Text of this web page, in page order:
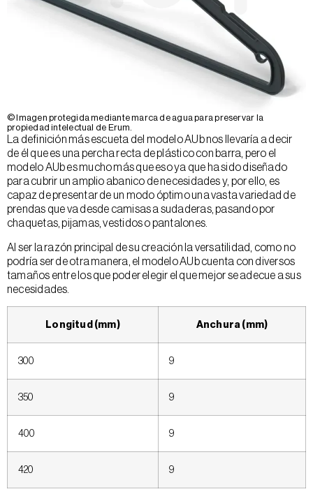
© Imagen protegida mediante marca de agua para preservar la
propiedad intelectual de Erum.
La definición más escueta del modelo AUb nos llevaría a decir
de él que es una percha recta de plástico con barra, pero el
modelo AUb es mucho más que eso ya que ha sido diseñado
para cubrir un amplio abanico de necesidades y, por ello, es
capaz de presentar de un modo óptimo una vasta variedad de
prendas que va desde camisas a sudaderas, pasando por
chaquetas, pijamas, vestidos o pantalones.
Al ser la razón principal de su creación la versatilidad, como no
podría ser de otra manera, el modelo AUb cuenta con diversos
tamaños entre los que poder elegir el que mejor se adecue a sus
necesidades.
Longitud (mm) Anchura (mm)
300 9
350 9
400 9
420 9